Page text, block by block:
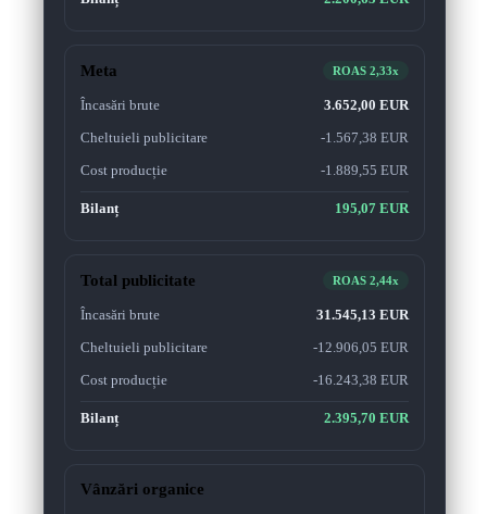
Meta ROAS 2,33x
Încasări brute
3.652,00 EUR
Cheltuieli publicitare
-1.567,38 EUR
Cost producție
-1.889,55 EUR
Bilanț 195,07 EUR
Total publicitate ROAS 2,44x
Încasări brute
31.545,13 EUR
Cheltuieli publicitare
-12.906,05 EUR
Cost producție
-16.243,38 EUR
Bilanț 2.395,70 EUR
Vânzări organice